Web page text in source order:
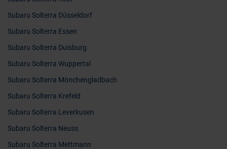
Subaru Solterra Düsseldorf
Subaru Solterra Essen
Subaru Solterra Duisburg
Subaru Solterra Wuppertal
Subaru Solterra Mönchengladbach
Subaru Solterra Krefeld
Subaru Solterra Leverkusen
Subaru Solterra Neuss
Subaru Solterra Mettmann